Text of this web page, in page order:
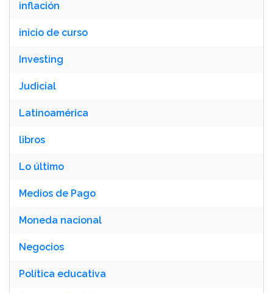
inflación
inicio de curso
Investing
Judicial
Latinoamérica
libros
Lo último
Medios de Pago
Moneda nacional
Negocios
Política educativa